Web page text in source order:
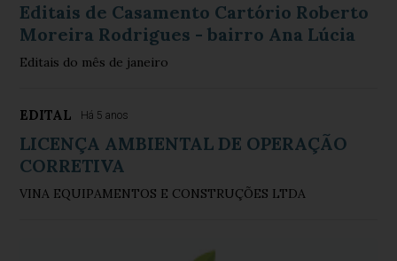
Editais de Casamento Cartório Roberto
Moreira Rodrigues - bairro Ana Lúcia
Editais do mês de janeiro
EDITAL Há 5 anos
LICENÇA AMBIENTAL DE OPERAÇÃO
CORRETIVA
VINA EQUIPAMENTOS E CONSTRUÇÕES LTDA